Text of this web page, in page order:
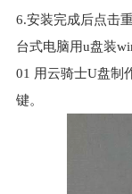
6.安装完成后点击重
台式电脑用u盘装
01 用云骑士U盘制
键。